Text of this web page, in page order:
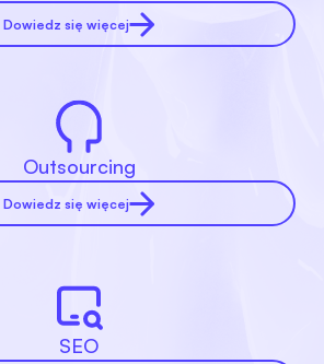
Dowiedz się więcej
Outsourcing
Dowiedz się więcej
SEO